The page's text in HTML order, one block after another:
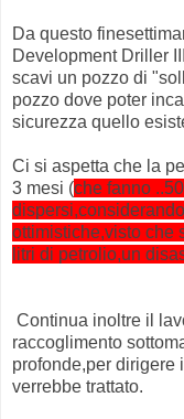
Da questo
Development Driller
scavi un pozzo di
pozzo dove poter
sicurezza quello
Ci si aspetta che la
3 mesi (che fanno
ottimistiche,visto che
litri di petrolio,un
Continua inoltre il
raccoglimento
profonde,per dirigere
verrebbe trattato.